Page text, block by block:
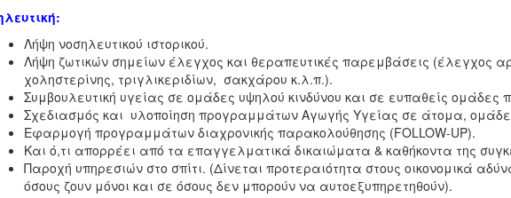
Λήψη νοσηλευτικού ιστορικού.
Λήψη ζωτικών σημείων έλεγχος και θεραπευτικές παρεμβάσεις (έλεγχος
χοληστερίνης, τριγλικεριδίων, σακχάρου κ.λ.π.).
Συμβουλευτική υγείας σε ομάδες υψηλού κινδύνου και σε ευπαθείς ομάδες
Σχεδιασμός και υλοποίηση προγραμμάτων Αγωγής Υγείας σε άτομα,
Εφαρμογή προγραμμάτων διαχρονικής παρακολούθησης (FOLLOW-UP).
Και ό,τι απορρέει από τα επαγγελματικά δικαιώματα & καθήκοντα της
Παροχή υπηρεσιών στο σπίτι. (Δίνεται προτεραιότητα στους οικονομικά
όσους ζουν μόνοι και σε όσους δεν μπορούν να αυτοεξυπηρετηθούν).